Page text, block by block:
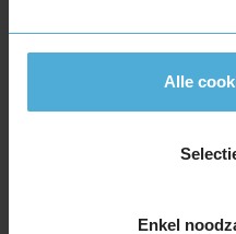
Alle
Enkel